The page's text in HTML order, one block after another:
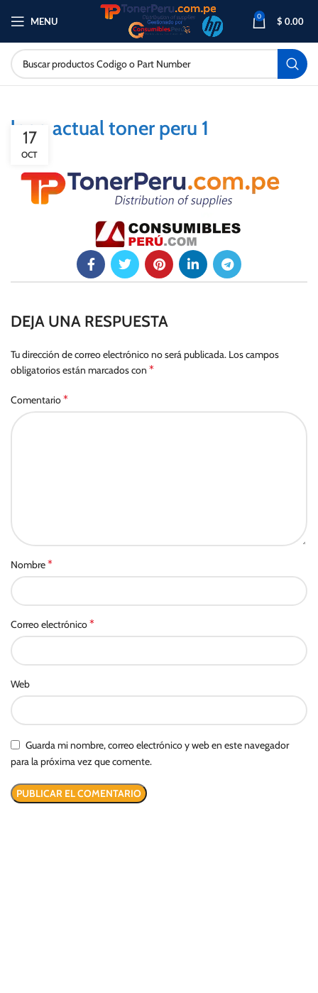
MENU 0 $ 0.00
logo actual toner peru 1
17
OCT
DEJA UNA RESPUESTA
Tu dirección de correo electrónico no será publicada. Los campos
obligatorios están marcados con *
Comentario*
Nombre*
Correo electrónico*
Web
Guarda mi nombre, correo electrónico y web en este navegador
para la próxima vez que comente.